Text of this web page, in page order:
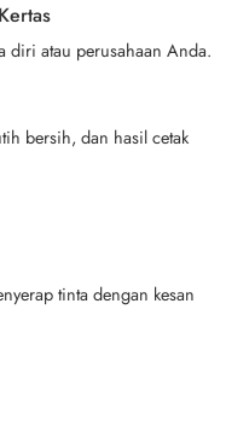
diri atau perusahaan Anda.
bersih, dan hasil cetak
tinta dengan kesan